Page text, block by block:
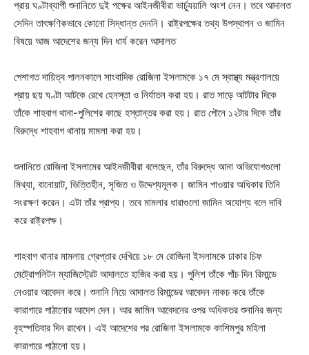
প্রায় ঘণ্টাব্যাপী শুনানিতে দুই পক্ষের আইনজীবীরা ভার্চ্যুয়ালি অংশ নেন। তবে আদালত
সেদিন তাৎক্ষণিকভাবে কোনো সিদ্ধান্ত দেননি। রাষ্ট্রপক্ষের তথ্য উপস্থাপন ও জামিন
বিষয়ে আজ আদেশের জন্য দিন ধার্য করেন আদালত
পেশাগত দায়িত্ব পালনকালে সাংবাদিক রোজিনা ইসলামকে ১৭ মে স্বাস্থ্য মন্ত্রণালয়ে
প্রায় ছয় ঘণ্টা আটকে রেখে হেনস্তা ও নির্যাতন করা হয়। রাত সাড়ে আটটার দিকে
তাঁকে শাহবাগ থানা-পুলিশের কাছে হস্তান্তর করা হয়। রাত পৌনে ১২টার দিকে তাঁর
বিরুদ্ধে শাহবাগ থানায় মামলা করা হয়।
শুনানিতে রোজিনা ইসলামের আইনজীবীরা বলেছেন, তাঁর বিরুদ্ধে আনা অভিযোগগুলো
মিথ্যা, বানোয়াট, ভিত্তিহীন, সৃজিত ও উদ্দেশ্যমূলক। জামিন পাওয়ার অধিকার তিনি
সংরক্ষণ করেন। এটা তাঁর প্রাপ্য। তবে মামলার ধারাগুলো জামিন অযোগ্য বলে দাবি
করে রাষ্ট্রপক্ষ।
শাহবাগ থানার মামলায় গ্রেপ্তার দেখিয়ে ১৮ মে রোজিনা ইসলামকে ঢাকার চিফ
মেট্রোপলিটন ম্যাজিস্ট্রেট আদালতে হাজির করা হয়। পুলিশ তাঁকে পাঁচ দিন রিমান্ডে
নেওয়ার আবেদন করে। শুনানি নিয়ে আদালত রিমান্ডের আবেদন নাকচ করে তাঁকে
কারাগারে পাঠানোর আদেশ দেন। আর জামিন আবেদনের ওপর অধিকতর শুনানির জন্য
বৃহস্পতিবার দিন রাখেন। এই আদেশের পর রোজিনা ইসলামকে কাশিমপুর মহিলা
কারাগারে পাঠানো হয়।